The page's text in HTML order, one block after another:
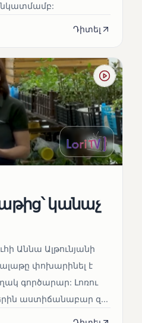
նկատմամբ:
Դիտել
կանաչ
Աննա Ալթունյանի
փոխարինել է
գործարար: Լոռու
աստիճանաբար զ...